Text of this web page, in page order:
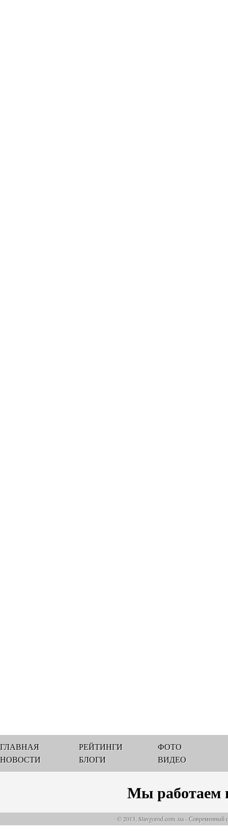
ГЛАВНАЯ
НОВОСТИ
РЕЙТИНГИ
БЛОГИ
ФОТО
ВИДЕО
Мы работаем
© 2013, Slavgorod.com..ua - Современный